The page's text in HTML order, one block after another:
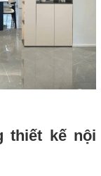
thiết kế nội